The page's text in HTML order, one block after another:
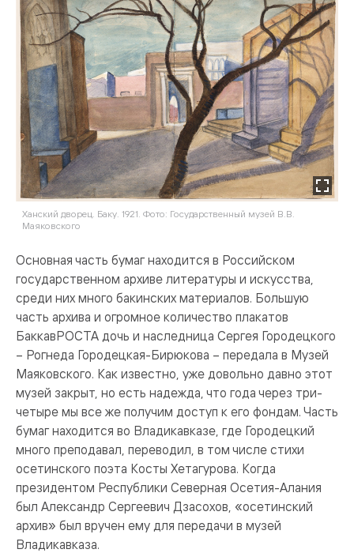
Ханский дворец. Баку. 1921. Фото: Государственный музей В.В.
Маяковского
Основная часть бумаг находится в Российском
государственном архиве литературы и искусства,
среди них много бакинских материалов. Большую
часть архива и огромное количество плакатов
БаккавРОСТА дочь и наследница Сергея Городецкого
– Рогнеда Городецкая-Бирюкова – передала в Музей
Маяковского. Как известно, уже довольно давно этот
музей закрыт, но есть надежда, что года через три-
четыре мы все же получим доступ к его фондам. Часть
бумаг находится во Владикавказе, где Городецкий
много преподавал, переводил, в том числе стихи
осетинского поэта Косты Хетагурова. Когда
президентом Республики Северная Осетия-Алания
был Александр Сергеевич Дзасохов, «осетинский
архив» был вручен ему для передачи в музей
Владикавказа.